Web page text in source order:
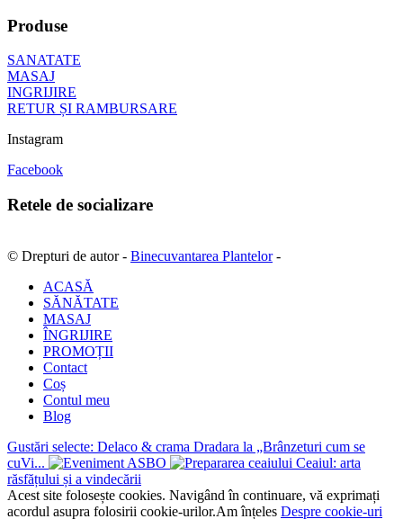
Produse
SANATATE
MASAJ
INGRIJIRE
RETUR ȘI RAMBURSARE
Instagram
Facebook
Retele de socializare
© Drepturi de autor - Binecuvantarea Plantelor-
ACASĂ
SĂNĂTATE
MASAJ
ÎNGRIJIRE
PROMOȚII
Contact
Coș
Contul meu
Blog
Gustări selecte: Delaco & crama Dradara la „Brânzeturi cum se
cuVi...
Ceaiul: arta
răsfățului și a vindecării
Acest site folosește cookies. Navigând în continuare, vă exprimați
acordul asupra folosirii cookie-urilor.Am înțeles Despre cookie-uri